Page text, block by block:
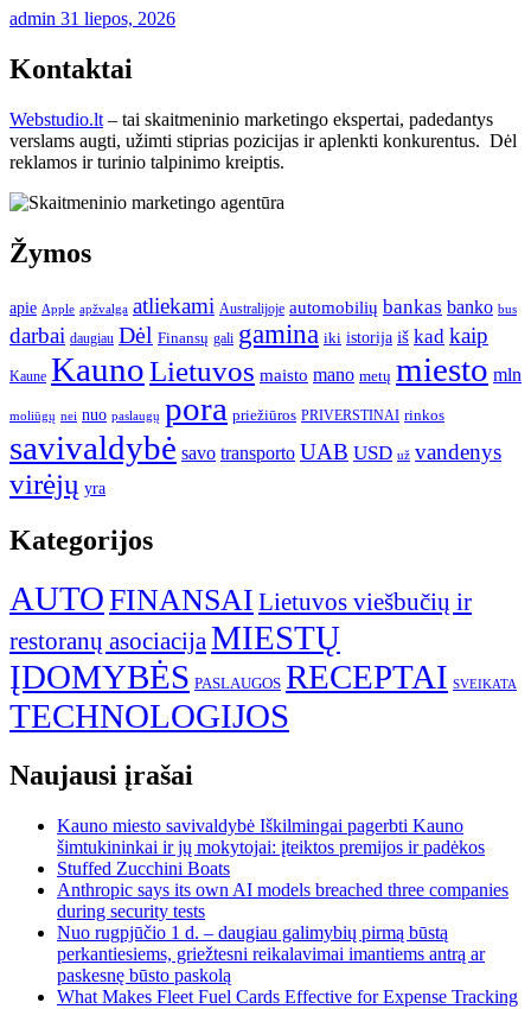
admin 31 liepos, 2026
Kontaktai
Webstudio.lt – tai skaitmeninio marketingo ekspertai, padedantys
verslams augti, užimti stiprias pozicijas ir aplenkti konkurentus. Dėl
reklamos ir turinio talpinimo kreiptis.
Žymos
apie Apple apžvalga atliekami Australijoje automobilių bankas banko bus
darbai daugiau Dėl Finansų gali gamina iki istorija iš kad kaip
Kaune KaunoLietuvos maisto mano metų miesto mln
moliūgų nei nuo paslaugų pora priežiūros PRIVERSTINAI rinkos
savivaldybė savo transporto UAB USD už vandenys
virėjų yra
Kategorijos
AUTOFINANSAI Lietuvos viešbučių ir
restoranų asociacijaMIESTŲ
ĮDOMYBĖS PASLAUGOS RECEPTAI SVEIKATA
TECHNOLOGIJOS
Naujausi įrašai
Kauno miesto savivaldybė Iškilmingai pagerbti Kauno
šimtukininkai ir jų mokytojai: įteiktos premijos ir padėkos
Stuffed Zucchini Boats
Anthropic says its own AI models breached three companies
during security tests
Nuo rugpjūčio 1 d. – daugiau galimybių pirmą būstą
perkantiesiems, griežtesni reikalavimai imantiems antrą ar
paskesnę būsto paskolą
What Makes Fleet Fuel Cards Effective for Expense Tracking